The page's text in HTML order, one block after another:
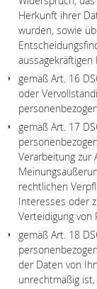
Widerspruch,
Herkunft ihrer
wurden, sowie
gemäß Art. 16
oder
gemäß Art. 17
Verarbeitung zur
rechtlichen
Interesses oder
Verteidigung
gemäß Art. 18
der Daten von
unrechtmäßig